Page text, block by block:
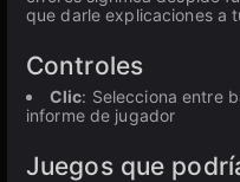
que darle explicaciones a
Controles
Clic: Selecciona entre
informe de jugador
Juegos que